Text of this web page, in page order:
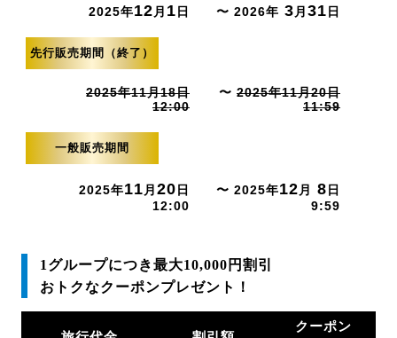
2025年12 月 1 日 〜 2026年 3 月 31 日
先行販売期間（終了）
2025年11月18日
12:00
〜 2025年11月20日
11:59
一般販売期間
2025年11 月 20 日
12:00
〜 2025年12 月 8 日
9:59
1グループにつき最大10,000円割引
おトクなクーポンプレゼント！
クーポン